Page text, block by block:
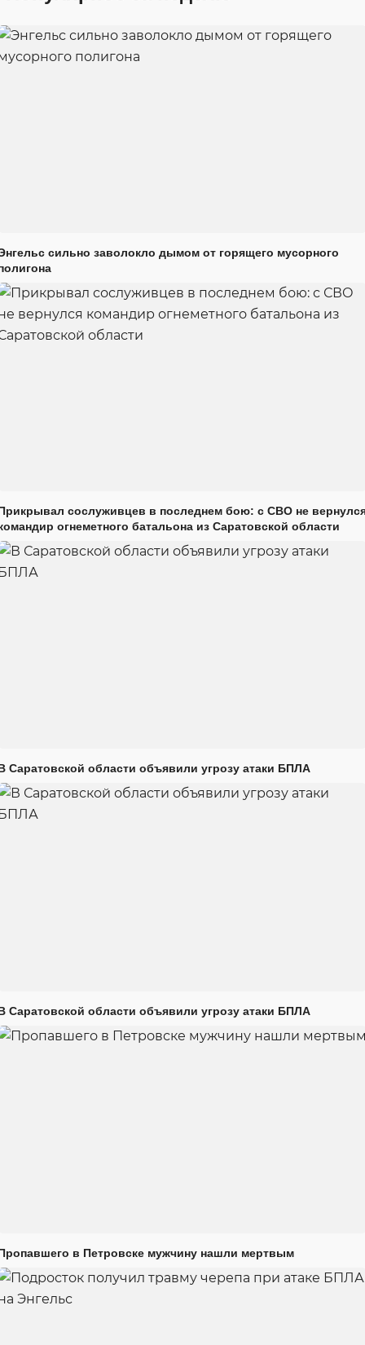
сильно заволокло дымом от горящего мусорного
сослуживцев в последнем бою: с СВО не
огнеметного батальона из Саратовской области
Саратовской области объявили угрозу атаки БПЛА
Саратовской области объявили угрозу атаки БПЛА
в Петровске мужчину нашли мертвым